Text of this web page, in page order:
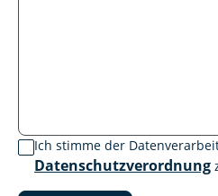
Ich stimme der
Datenschutzverordnung